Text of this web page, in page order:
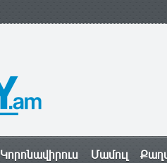
Կորոնավիրուս Մամուլ